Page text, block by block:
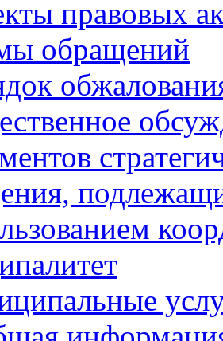
правовых
обращений